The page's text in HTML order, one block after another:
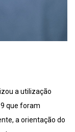
a utilização
que foram
a orientação do